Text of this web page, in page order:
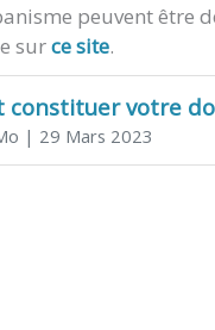
peuvent être
surce site.
constituer votre
| 29 Mars 2023